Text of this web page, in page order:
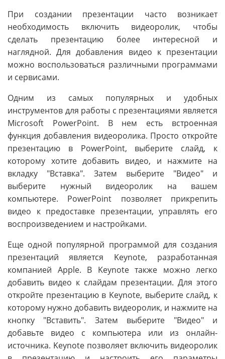
При создании презентации часто возникает
необходимость включить видеоролик, чтобы
сделать презентацию более интересной и
наглядной. Для добавления видео к презентации
можно воспользоваться различными программами
и сервисами.
Одним из самых популярных и удобных
инструментов для работы с презентациями является
Microsoft PowerPoint. В нем есть встроенная
функция добавления видеоролика. Просто откройте
презентацию в PowerPoint, выберите слайд, к
которому хотите добавить видео, и нажмите на
вкладку "Вставка". Затем выберите "Видео" и
выберите нужный видеоролик на вашем
компьютере. PowerPoint позволяет прикрепить
видео к предоставке презентации, управлять его
воспроизведением и настройками.
Еще одной популярной программой для создания
презентаций является Keynote, разработанная
компанией Apple. В Keynote также можно легко
добавить видео к слайдам презентации. Для этого
откройте презентацию в Keynote, выберите слайд, к
которому нужно добавить видеоролик, и нажмите на
кнопку "Вставить". Затем выберите "Видео" и
добавьте видео с компьютера или из онлайн-
источника. Keynote позволяет включить видеоролик